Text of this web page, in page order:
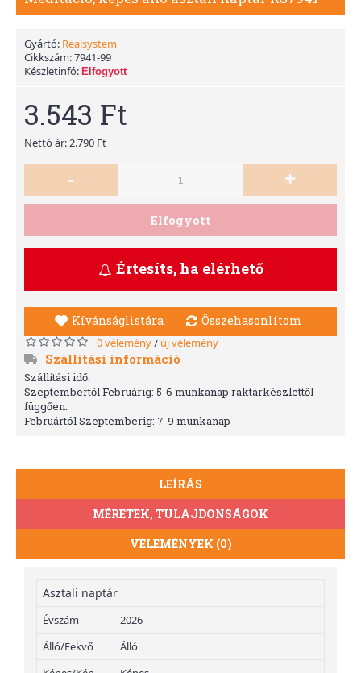
Gyártó: Realsystem
Cikkszám:7941-99
Készletinfó: Elfogyott
3.543 Ft
Nettó ár: 2.790 Ft
- +
Elfogyott
Értesíts, ha elérhető
Kívánságlistára Összehasonlítom
0 vélemény/ új vélemény
Szállítási információ
Szállítási idő:
Szeptembertől Februárig: 5-6 munkanap raktárkészlettől
függően.
Februártól Szeptemberig: 7-9 munkanap
LEÍRÁS
MÉRETEK, TULAJDONSÁGOK
VÉLEMÉNYEK (0)
Asztali naptár
Évszám
2026
Álló/Fekvő
Álló